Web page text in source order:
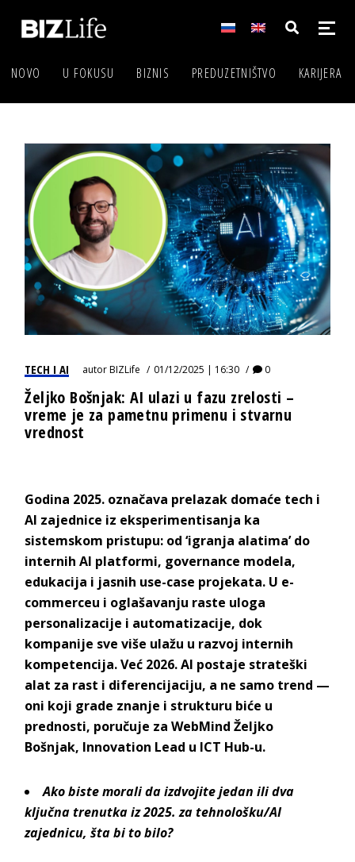
NOVO U FOKUSU BIZNIS PREDUZETNIŠTVO KARIJERA
TECH I AI autorBIZLife 01/12/2025 | 16:30 0
Željko Bošnjak: AI ulazi u fazu zrelosti –
vreme je za pametnu primenu i stvarnu
vrednost
Godina 2025. označava prelazak domaće tech i
AI zajednice iz eksperimentisanja ka
sistemskom pristupu: od ‘igranja alatima’ do
internih AI platformi, governance modela,
edukacija i jasnih use-case projekata. U e-
commerceu i oglašavanju raste uloga
personalizacije i automatizacije, dok
kompanije sve više ulažu u razvoj internih
kompetencija. Već 2026. AI postaje strateški
alat za rast i diferencijaciju, a ne samo trend —
oni koji grade znanje i strukturu biće u
prednosti, poručuje za WebMind Željko
Bošnjak, Innovation Lead u ICT Hub-u.
Ako biste morali da izdvojite jedan ili dva
ključna trenutka iz 2025. za tehnološku/AI
zajednicu, šta bi to bilo?